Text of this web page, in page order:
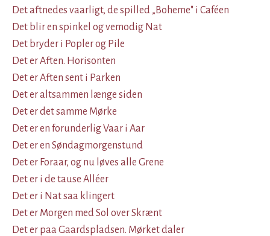
Det aftnedes vaarligt, de spilled „Boheme" i Caféen
Det blir en spinkel og vemodig Nat
Det bryder i Popler og Pile
Det er Aften. Horisonten
Det er Aften sent i Parken
Det er altsammen længe siden
Det er det samme Mørke
Det er en forunderlig Vaar i Aar
Det er en Søndagmorgenstund
Det er Foraar, og nu løves alle Grene
Det er i de tause Alléer
Det er i Nat saa klingert
Det er Morgen med Sol over Skrænt
Det er paa Gaardspladsen. Mørket daler